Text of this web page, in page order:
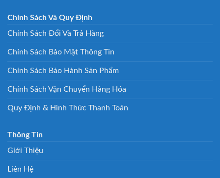
Chính Sách Và Quy Định
Chính Sách Đổi Và Trả Hàng
Chính Sách Bảo Mật Thông Tin
Chính Sách Bảo Hành Sản Phẩm
Chính Sách Vận Chuyển Hàng Hóa
Quy Định & Hình Thức Thanh Toán
Thông Tin
Giới Thiệu
Liên Hệ